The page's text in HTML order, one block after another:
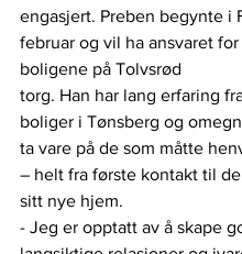
engasjert. Preben begynte i
februar og vil ha ansvaret
boligene på Tolvsrød
torg. Han har lang erfaring
boliger i Tønsberg og
ta vare på de som måtte
– helt fra første kontakt til
sitt nye hjem.
- Jeg er opptatt av å skape